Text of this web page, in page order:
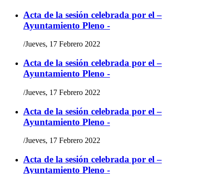
Acta de la sesión celebrada por el –
Ayuntamiento Pleno -
/Jueves, 17 Febrero 2022
Acta de la sesión celebrada por el –
Ayuntamiento Pleno -
/Jueves, 17 Febrero 2022
Acta de la sesión celebrada por el –
Ayuntamiento Pleno -
/Jueves, 17 Febrero 2022
Acta de la sesión celebrada por el –
Ayuntamiento Pleno -